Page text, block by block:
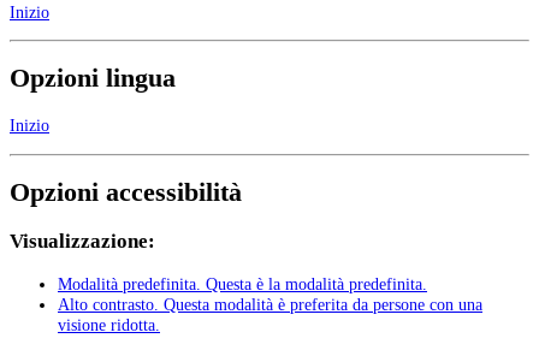
Inizio
Opzioni lingua
Inizio
Opzioni accessibilità
Visualizzazione:
Modalità predefinita . Questa è la modalità predefinita.
Alto contrasto . Questa modalità è preferita da persone con una
visione ridotta.